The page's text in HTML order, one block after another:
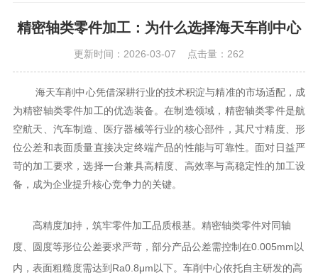
精密轴类零件加工：为什么选择海天车削中心
更新时间：2026-03-07 点击量： 262
海天车削中心凭借深耕行业的技术积淀与精准的市场适配，成
为精密轴类零件加工的优选装备。在制造领域，精密轴类零件是航
空航天、汽车制造、医疗器械等行业的核心部件，其尺寸精度、形
位公差和表面质量直接决定终端产品的性能与可靠性。面对日益严
苛的加工要求，选择一台兼具高精度、高效率与高稳定性的加工设
备，成为企业提升核心竞争力的关键。
高精度加持，筑牢零件加工品质根基。精密轴类零件对同轴
度、圆度等形位公差要求严苛，部分产品公差需控制在0.005mm以
内，表面粗糙度需达到Ra0.8μm以下。车削中心依托自主研发的高